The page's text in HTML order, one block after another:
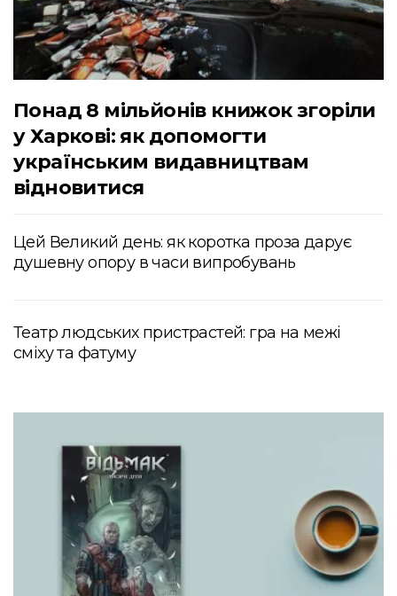
Понад 8 мільйонів книжок згоріли
у Харкові: як допомогти
українським видавництвам
відновитися
Цей Великий день: як коротка проза дарує
душевну опору в часи випробувань
Театр людських пристрастей: гра на межі
сміху та фатуму